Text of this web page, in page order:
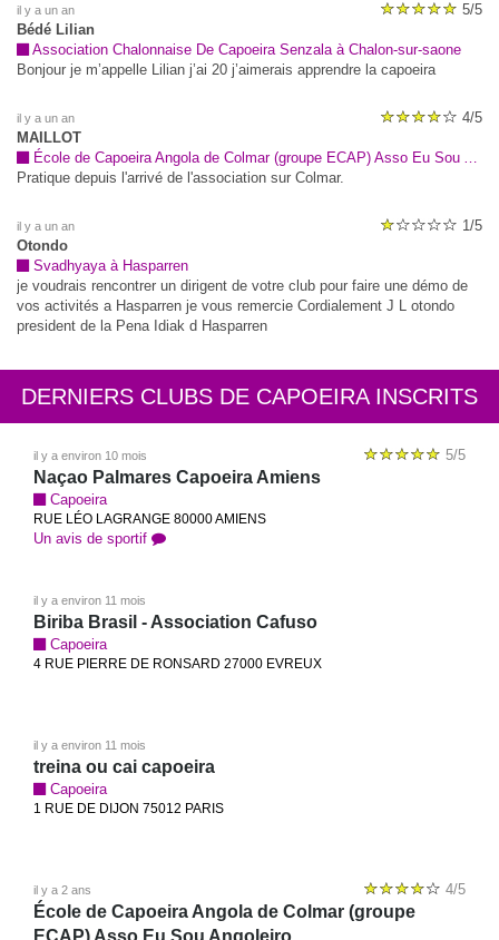
il y a un an
5/5
Bédé Lilian
Association Chalonnaise De Capoeira Senzala à Chalon-sur-saone
Bonjour je m’appelle Lilian j’ai 20 j’aimerais apprendre la capoeira
il y a un an
4/5
MAILLOT
École de Capoeira Angola de Colmar (groupe ECAP) Asso Eu Sou Angoleiro à Colmar
Pratique depuis l'arrivé de l'association sur Colmar.
il y a un an
1/5
Otondo
Svadhyaya à Hasparren
je voudrais rencontrer un dirigent de votre club pour faire une démo de
vos activités a Hasparren je vous remercie Cordialement J L otondo
president de la Pena Idiak d Hasparren
DERNIERS CLUBS DE CAPOEIRA INSCRITS
il y a environ 10 mois 5/5
Naçao Palmares Capoeira Amiens
Capoeira
RUE LÉO LAGRANGE 80000 AMIENS
Un avis de sportif
il y a environ 11 mois
Biriba Brasil - Association Cafuso
Capoeira
4 RUE PIERRE DE RONSARD 27000 EVREUX
il y a environ 11 mois
treina ou cai capoeira
Capoeira
1 RUE DE DIJON 75012 PARIS
il y a 2 ans 4/5
École de Capoeira Angola de Colmar (groupe
ECAP) Asso Eu Sou Angoleiro